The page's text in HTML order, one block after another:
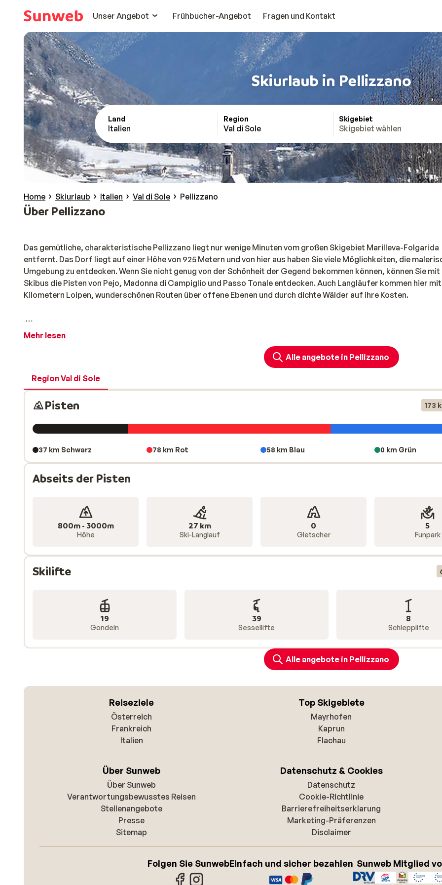
Unser Angebot
Frühbucher-Angebot Fragen und Kontakt
Skiurlaub in Pellizzano
Land
Italien
Region
Val di Sole
Skigebiet
Skigebiet wählen
Home Skiurlaub Italien Val di Sole Pellizzano
Über Pellizzano
Das gemütliche, charakteristische Pellizzano liegt nur wenige Minuten vom großen Skigebiet Marilleva-Folgarida
entfernt. Das Dorf liegt auf einer Höhe von 925 Metern und von hier aus haben Sie viele Möglichkeiten, die
Umgebung zu entdecken. Wenn Sie nicht genug von der Schönheit der Gegend bekommen können, können Sie mit
Skibus die Pisten von Pejo, Madonna di Campiglio und Passo Tonale entdecken. Auch Langläufer kommen hier
Kilometern Loipen, wunderschönen Routen über offene Ebenen und durch dichte Wälder auf ihre Kosten.
italienische Pizzen probieren, die im traditionellen Steinofen gebacken werden. Genießen Sie ihr Essen mit einem
Wein in der Hand! Während des Spaziergangs zu den Restaurants gibt es auch viel zu sehen. Die im gotisch-
Renaissance-Stil erbaute Kirche ist das Zentrum des Dorfes. Um Sie herum finden Sie mehrere gemütliche Häuser
Steinportalen und ruhigen Gärten und Plätzen.
Mehr lesen
Alle angebote in Pellizzano
Region Val di Sole
Pisten 173
37 km Schwarz 78 km Rot 58 km Blau 0 km Grün
Abseits der Pisten
800m - 3000m
Höhe
27 km
Ski-Langlauf
0
Gletscher
5
Funpark
Skilifte
19
Gondeln
39
Sessellifte
8
Schlepplifte
Alle angebote in Pellizzano
Reiseziele
Österreich
Frankreich
Italien
Top Skigebiete
Mayrhofen
Kaprun
Flachau
Über Sunweb
Über Sunweb
Verantwortungsbewusstes Reisen
Stellenangebote
Presse
Sitemap
Datenschutz & Cookies
Datenschutz
Cookie-Richtlinie
Barrierefreiheitserklarung
Marketing-Präferenzen
Disclaimer
Folgen Sie SunwebEinfach und sicher bezahlen Sunweb Mitglied